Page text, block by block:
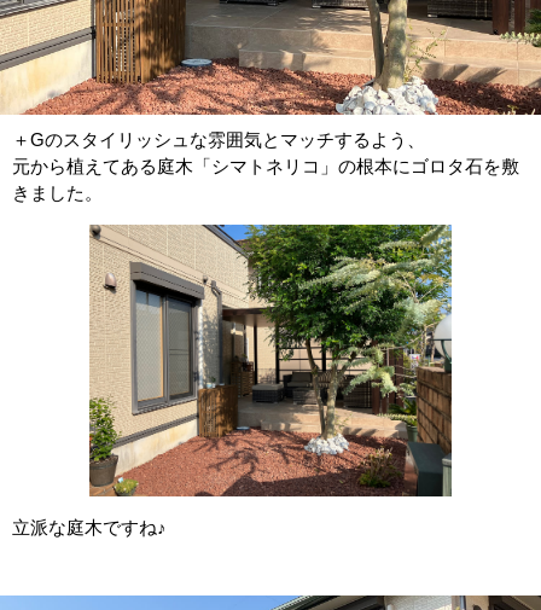
＋Gのスタイリッシュな雰囲気とマッチするよう、
元から植えてある庭木「シマトネリコ」の根本にゴロタ石を敷
きました。
立派な庭木ですね♪